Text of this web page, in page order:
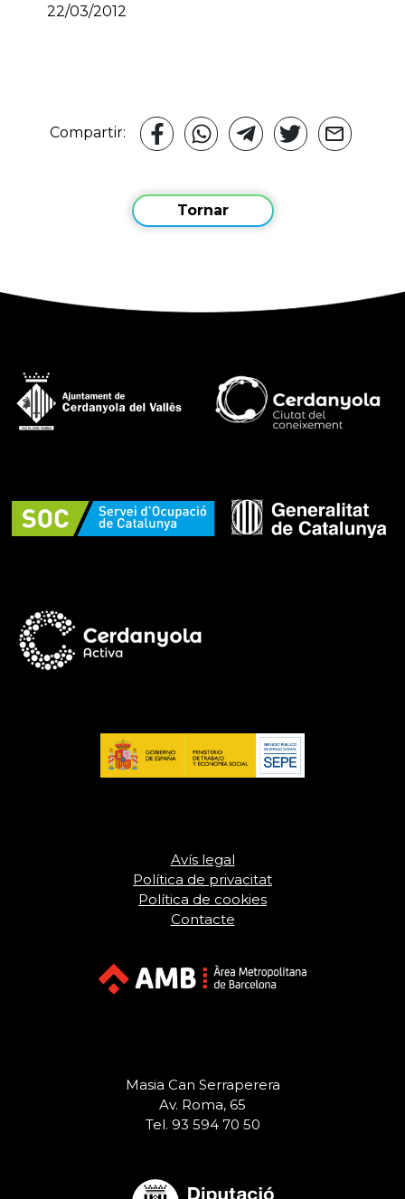
22/03/2012
Compartir:
Tornar
Avís legal
Política de privacitat
Política de cookies
Contacte
Masia Can Serraperera
Av. Roma, 65
Tel. 93 594 70 50